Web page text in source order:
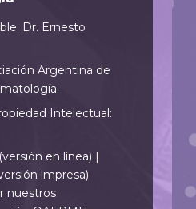
Dr. Ernesto
Argentina de
Intelectual:
en línea) |
impresa)
nuestros